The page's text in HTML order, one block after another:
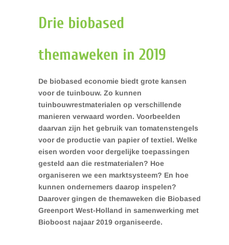
Drie biobased
themaweken in 2019
De biobased economie biedt grote kansen
voor de tuinbouw. Zo kunnen
tuinbouwrestmaterialen op verschillende
manieren verwaard worden. Voorbeelden
daarvan zijn het gebruik van tomatenstengels
voor de productie van papier of textiel. Welke
eisen worden voor dergelijke toepassingen
gesteld aan die restmaterialen? Hoe
organiseren we een marktsysteem? En hoe
kunnen ondernemers daarop inspelen?
Daarover gingen de themaweken die Biobased
Greenport West-Holland in samenwerking met
Bioboost najaar 2019 organiseerde.